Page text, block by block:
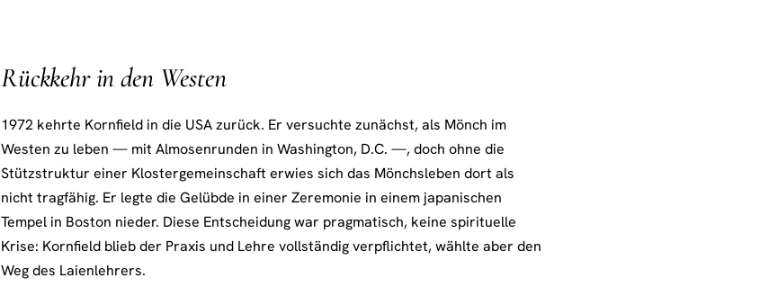
Rückkehr in den Westen
1972 kehrte Kornfield in die USA zurück. Er versuchte zunächst, als Mönch im
Westen zu leben — mit Almosenrunden in Washington, D.C. —, doch ohne die
Stützstruktur einer Klostergemeinschaft erwies sich das Mönchsleben dort als
nicht tragfähig. Er legte die Gelübde in einer Zeremonie in einem japanischen
Tempel in Boston nieder. Diese Entscheidung war pragmatisch, keine spirituelle
Krise: Kornfield blieb der Praxis und Lehre vollständig verpflichtet, wählte aber den
Weg des Laienlehrers.